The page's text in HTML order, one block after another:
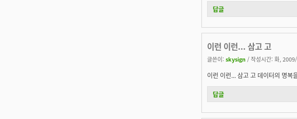
답글
이런 이런... 삼고 고
글쓴이: skysign / 작성시간: 화,
이런 이런... 삼고 고 데이터의 명복
답글